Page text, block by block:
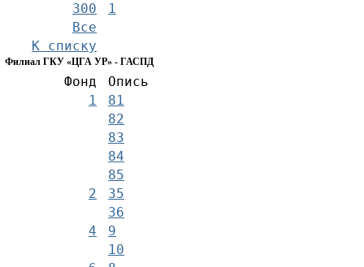
300
1
Все
К списку
Филиал ГКУ «ЦГА УР» - ГАСПД
Фонд
Опись
1
81
82
83
84
85
2
35
36
4
9
10